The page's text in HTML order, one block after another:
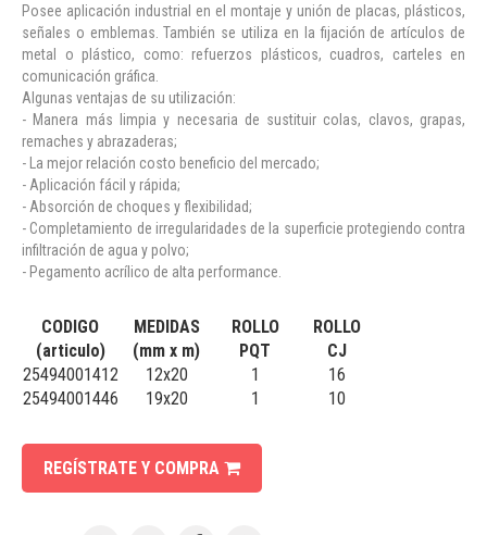
Posee aplicación industrial en el montaje y unión de placas, plásticos,
señales o emblemas. También se utiliza en la fijación de artículos de
metal o plástico, como: refuerzos plásticos, cuadros, carteles en
comunicación gráfica.
Algunas ventajas de su utilización:
- Manera más limpia y necesaria de sustituir colas, clavos, grapas,
remaches y abrazaderas;
- La mejor relación costo beneficio del mercado;
- Aplicación fácil y rápida;
- Absorción de choques y flexibilidad;
- Completamiento de irregularidades de la superficie protegiendo contra
infiltración de agua y polvo;
- Pegamento acrílico de alta performance.
CODIGO
(articulo)
MEDIDAS
(mm x m)
ROLLO
PQT
ROLLO
CJ
25494001412
12x20 1
16
25494001446
19x20 1 10
REGÍSTRATE Y COMPRA